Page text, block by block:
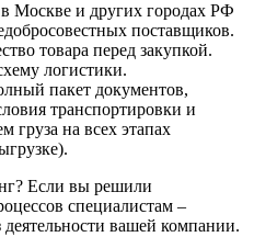
Москве и других городах РФ
поставщиков.
товара перед закупкой.
логистики.
пакет документов,
транспортировки и
груза на всех этапах
Если вы решили
специалистам –
вашей компании.